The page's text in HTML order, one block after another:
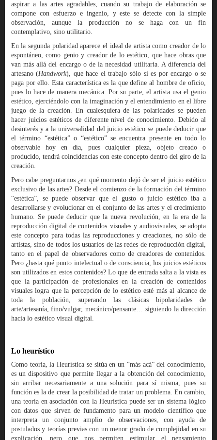
aspirar a las artes agradables, cuando su trabajo de elaboración se
compone con esfuerzo e ingenio, y este se detecte con la simple
observación, aunque la producción no se haga con un fin
contemplativo, sino utilitario.
En la segunda polaridad aparece el ideal de artista como creador de lo
espontáneo, como genio y creador de lo estético, que hace obras que
van más allá del encargo o de la necesidad utilitaria. A diferencia del
artesano (Handwork), que hace el trabajo sólo si es por encargo o se
paga por ello. Esta característica es la que define al hombre de oficio,
pues lo hace de manera mecánica. Por su parte, el artista usa el genio
estético, ejerciéndolo con la imaginación y el entendimiento en el libre
juego de la creación. En cualesquiera de las polaridades se pueden
hacer juicios estéticos de diferente nivel de conocimiento. Debido al
desinterés y a la universalidad del juicio estético se puede deducir que
el término “estética” o “estético” se encuentra presente en todo lo
observable hoy en día, pues cualquier pieza, objeto creado o
producido, tendrá coincidencias con este concepto dentro del giro de la
creación.
Pero cabe preguntarnos ¿en qué momento dejó de ser el juicio estético
exclusivo de las artes? Desde el comienzo de la formación del término
“estética”, se puede observar que el gusto o juicio estético iba a
desarrollarse y evolucionar en el conjunto de las artes y el crecimiento
humano. Se puede deducir que la nueva revolución, en la era de la
reproducción digital de contenidos visuales y audiovisuales, se adopta
este concepto para todas las reproducciones y creaciones, no sólo de
artistas, sino de todos los usuarios de las redes de reproducción digital,
tanto en el papel de observadores como de creadores de contenidos.
Pero ¿hasta qué punto intelectual o de consciencia, los juicios estéticos
son utilizados en estos contenidos? Lo que de entrada salta a la vista es
que la participación de profesionales en la creación de contenidos
visuales logra que la percepción de lo estético esté más al alcance de
toda la población, superando las clásicas bipolaridades de
arte/artesanía, fino/vulgar, mecánico/pensante… siguiendo la dirección
hacia lo estético visual digital.
Lo heurístico
Como teoría, la Heurística se sitúa en un “más acá” del conocimiento,
es un dispositivo que permite llegar a la obtención del conocimiento,
sin arribar necesariamente a una solución para sí misma, pues su
función es la de crear la posibilidad de tratar un problema. En cambio,
una teoría en asociación con la Heurística puede ser un sistema lógico
con datos que sirven de fundamento para un modelo científico que
interpreta un conjunto amplio de observaciones, con ayuda de
postulados y teorías previas con un menor grado de complejidad en su
explicación, pero que nos permiten estimular el pensamiento